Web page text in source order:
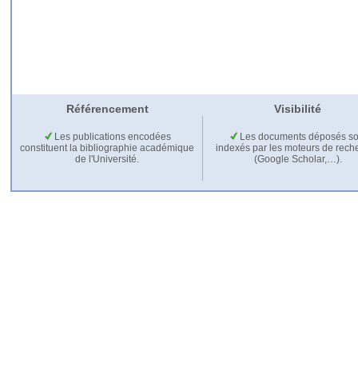
Référencement Visibilité
Les publications encodées
constituent la bibliographie académique
de l'Université.
Les documents déposés
indexés par les moteurs de
(Google Scholar,…).